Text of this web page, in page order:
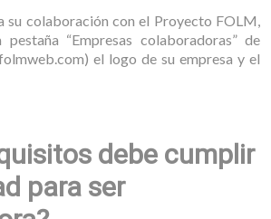
su colaboración con el Proyecto FOLM,
“Empresas colaboradoras” de
el logo de su empresa y el
debe cumplir
para ser